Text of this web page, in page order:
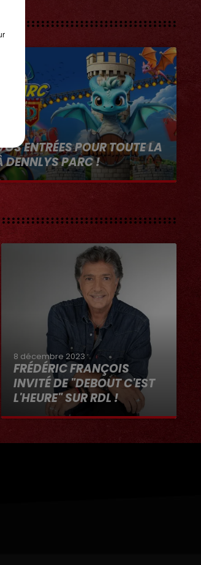
ENTRÉES POUR TOUTE LA
DENNLYS PARC !
8 décembre 2023
FRÉDÉRIC FRANÇOIS
INVITÉ DE "DEBOUT C'EST
L'HEURE" SUR RDL !
8 décembre 2023